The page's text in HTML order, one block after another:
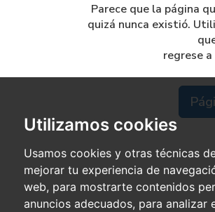
Utilizamos cookies
Usamos cookies y otras técnicas
mejorar tu experiencia de
web, para mostrarte contenidos
anuncios adecuados, para analizar
Parece que la página
quizá nunca existió.
regrese a